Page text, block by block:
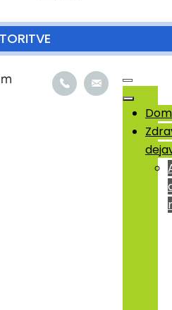
VSEBINE